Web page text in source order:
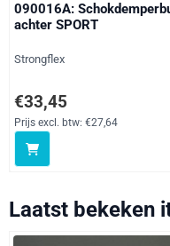
090016A:
achter SPORT
Merk:
Strongflex
Prijs: 33,45, exclusief btw:
€33,45
Prijs excl. btw: €27,64
Laatst bekeken